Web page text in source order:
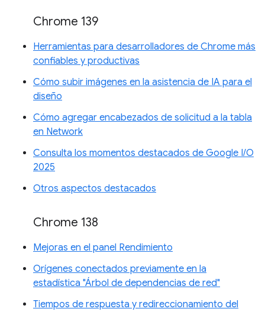
Chrome 139
Herramientas para desarrolladores de Chrome más
confiables y productivas
Cómo subir imágenes en la asistencia de IA para el
diseño
Cómo agregar encabezados de solicitud a la tabla
en Network
Consulta los momentos destacados de Google I/O
2025
Otros aspectos destacados
Chrome 138
Mejoras en el panel Rendimiento
Orígenes conectados previamente en la
estadística "Árbol de dependencias de red"
Tiempos de respuesta y redireccionamiento del